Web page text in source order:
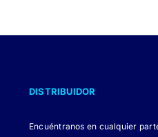
DISTRIBUIDOR
Encuéntranos en cualquier